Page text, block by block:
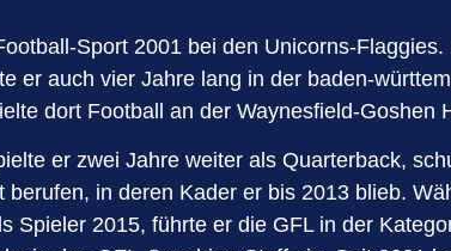
Sport 2001 bei den Unicorns-
er auch vier Jahre lang in der baden-
dort Football an der Waynesfield-Goshen
er zwei Jahre weiter als Quarterback,
in deren Kader er bis 2013 blieb.
Spieler 2015, führte er die GFL in der